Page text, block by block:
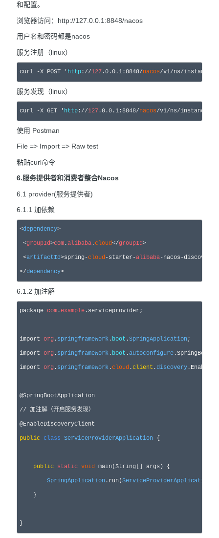
和配置。
浏览器访问：http://127.0.0.1:8848/nacos
用户名和密码都是nacos
服务注册（linux）
curl -X POST ' http ://127 .0.0.1:8848/nacos/v1/ns/
服务发现（linux）
curl -X GET ' http ://127 .0.0.1:8848/nacos/v1/ns/instance/
使用 Postman
File => Import => Raw test
粘贴curl命令
6.服务提供者和消费者整合Nacos
6.1 provider(服务提供者)
6.1.1 加依赖
<dependency>
<groupId>com .alibaba .cloud</groupId>
<artifactId>spring-cloud -starter-alibaba-nacos-
</dependency>
6.1.2 加注解
package com .example .serviceprovider;
import org . springframework . boot .SpringApplication ;
import org . springframework . boot .autoconfigure
import org . springframework .cloud .client .discovery
// 加注解（开启服务发现）
public class ServiceProviderApplication {
public static void main(String[] args) {
SpringApplication .run(ServiceProviderApplication
    }
}